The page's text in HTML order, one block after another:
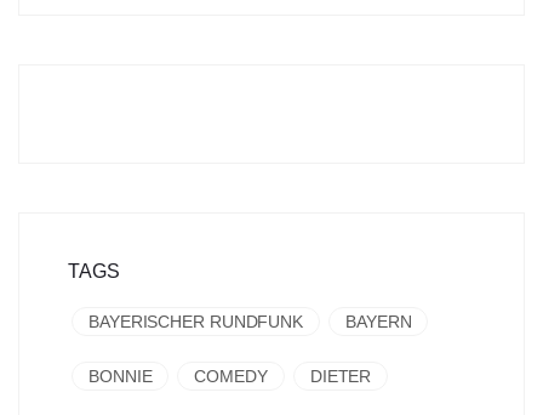
TAGS
BAYERISCHER RUNDFUNK BAYERN
BONNIE COMEDY DIETER